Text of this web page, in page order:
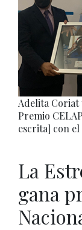
Adelita Coriat
Premio
escrita] con
La
gana